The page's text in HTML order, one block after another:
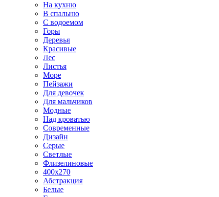
На кухню
В спальню
С водоемом
Горы
Деревья
Красивые
Лес
Листья
Море
Пейзажи
Для девочек
Для мальчиков
Модные
Над кроватью
Современные
Дизайн
Серые
Светлые
Флизелиновые
400х270
Абстракция
Белые